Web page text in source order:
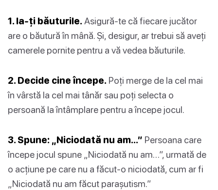
1. Ia-ți băuturile. Asigură-te că fiecare jucător
are o băutură în mână. Și, desigur, ar trebui să aveți
camerele pornite pentru a vă vedea băuturile.
2. Decide cine începe. Poți merge de la cel mai
în vârstă la cel mai tânăr sau poți selecta o
persoană la întâmplare pentru a începe jocul.
3. Spune: „Niciodată nu am…” Persoana care
începe jocul spune „Niciodată nu am…”, urmată de
o acțiune pe care nu a făcut-o niciodată, cum ar fi
„Niciodată nu am făcut parașutism.”